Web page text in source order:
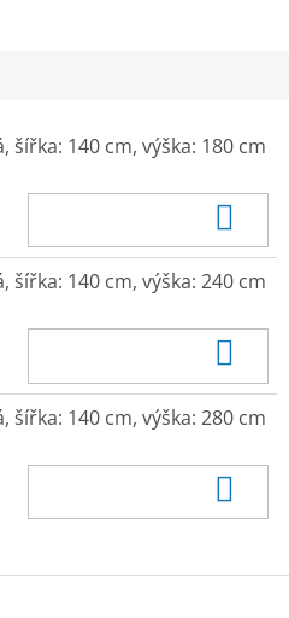
140 cm, výška: 180 cm
140 cm, výška: 240 cm
140 cm, výška: 280 cm